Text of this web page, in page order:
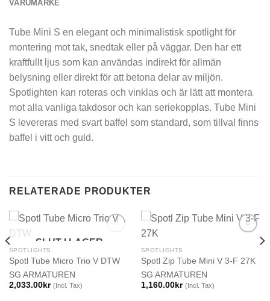
VARUMÄRKE
Tube Mini S en elegant och minimalistisk spotlight för
montering mot tak, snedtak eller på väggar. Den har ett
kraftfullt ljus som kan användas indirekt för allmän
belysning eller direkt för att betona delar av miljön.
Spotlighten kan roteras och vinklas och är lätt att montera
mot alla vanliga takdosor och kan seriekopplas. Tube Mini
S levereras med svart baffel som standard, som tillval finns
baffel i vitt och guld.
RELATERADE PRODUKTER
SLUT I LAGER
SPOTLIGHTS
Spotl Tube Micro Trio V DTW
SG ARMATUREN
2,033.00kr (Incl. Tax)
SPOTLIGHTS
Spotl Zip Tube Mini V 3-F 27K
SG ARMATUREN
1,160.00kr (Incl. Tax)